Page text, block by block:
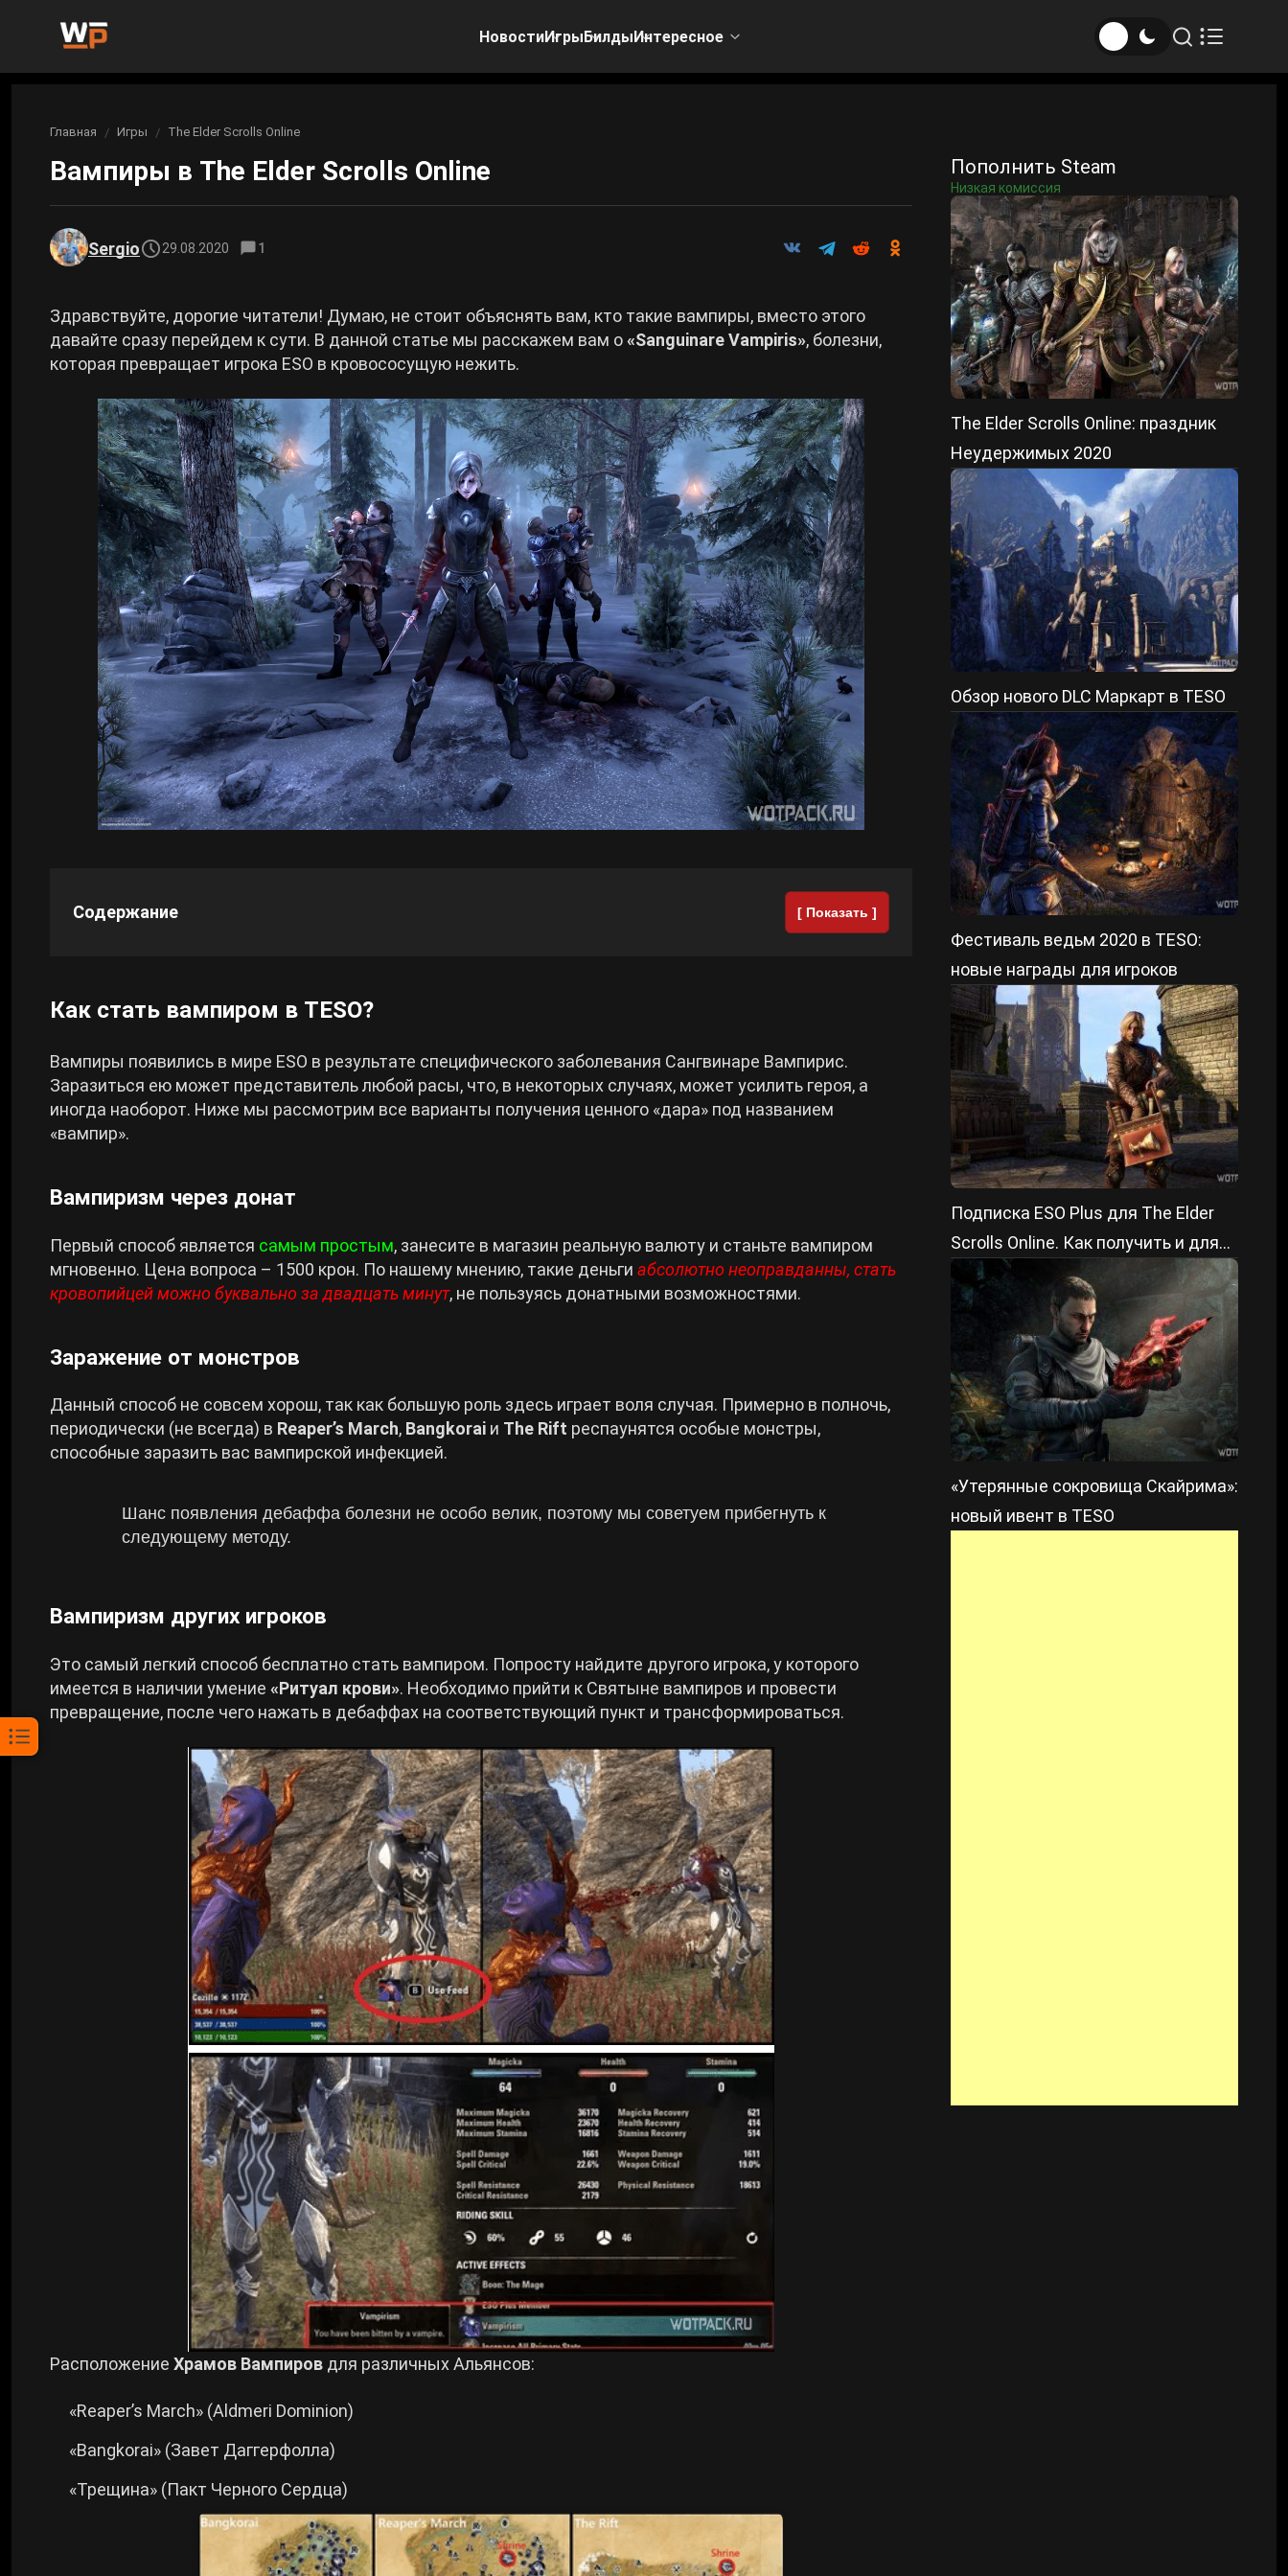
НовостиИгрыБилдыИнтересное
Новости Genshin Impact
Новости Honkai: Star Rail
Новости Zenless Zone Zero
Genshin Impact
Honkai: Star Rail
Neverness to Everness
Gothic 1 Remake
Arknights: Endfield
Crimson Desert
Zenless Zone Zero
Kingdom Come: Deliverance 2
Path of Exile 2
Wuthering Waves
Cyberpunk 2077
Билды Genshin Impact
Билды Zenless Zone Zero
Билды Neverness to Everness
Билды Arknights: Endfield
Билды Wuthering Waves
Билды Cyberpunk 2077
Билды Path of Exile 2
Интересное
Аниме
Фильмы и сериалы
Вы здесь:
Главная Игры The Elder Scrolls Online
Вампиры в The Elder Scrolls Online
Sergio 29.08.2020 1
Здравствуйте, дорогие читатели! Думаю, не стоит объяснять вам, кто такие вампиры, вместо этого
давайте сразу перейдем к сути. В данной статье мы расскажем вам о«Sanguinare Vampiris», болезни,
которая превращает игрока ESO в кровососущую нежить.
Содержание [ Показать ]
Как стать вампиром в TESO?
Вампиры появились в мире ESO в результате специфического заболевания Сангвинаре Вампирис.
Заразиться ею может представитель любой расы, что, в некоторых случаях, может усилить героя, а
иногда наоборот. Ниже мы рассмотрим все варианты получения ценного «дара» под названием
«вампир».
Вампиризм через донат
Первый способ является самым простым, занесите в магазин реальную валюту и станьте вампиром
мгновенно. Цена вопроса – 1500 крон. По нашему мнению, такие деньги абсолютно неоправданны, стать
кровопийцей можно буквально за двадцать минут, не пользуясь донатными возможностями.
Заражение от монстров
Данный способ не совсем хорош, так как большую роль здесь играет воля случая. Примерно в полночь,
периодически (не всегда) в Reaper’s March, Bangkorai и The Rift респаунятся особые монстры,
способные заразить вас вампирской инфекцией.
Шанс появления дебаффа болезни не особо велик, поэтому мы советуем прибегнуть к
следующему методу.
Вампиризм других игроков
Это самый легкий способ бесплатно стать вампиром. Попросту найдите другого игрока, у которого
имеется в наличии умение «Ритуал крови». Необходимо прийти к Святыне вампиров и провести
превращение, после чего нажать в дебаффах на соответствующий пункт и трансформироваться.
Расположение Храмов Вампиров для различных Альянсов:
«Reaper’s March» (Aldmeri Dominion)
«Bangkorai» (Завет Даггерфолла)
«Трещина» (Пакт Черного Сердца)
Пополнить Steam
Низкая комиссия
The Elder Scrolls Online: праздник
Неудержимых 2020
Обзор нового DLC Маркарт в TESO
Фестиваль ведьм 2020 в TESO:
новые награды для игроков
Подписка ESO Plus для The Elder
Scrolls Online. Как получить и для
чего она нужна
«Утерянные сокровища Скайрима»:
новый ивент в TESO